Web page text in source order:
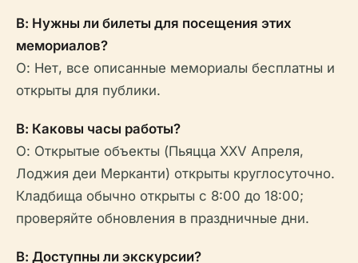
В: Нужны ли билеты для посещения этих
мемориалов?
О: Нет, все описанные мемориалы бесплатны и
открыты для публики.
В: Каковы часы работы?
О: Открытые объекты (Пьяцца XXV Апреля,
Лоджия деи Мерканти) открыты круглосуточно.
Кладбища обычно открыты с 8:00 до 18:00;
проверяйте обновления в праздничные дни.
В: Доступны ли экскурсии?